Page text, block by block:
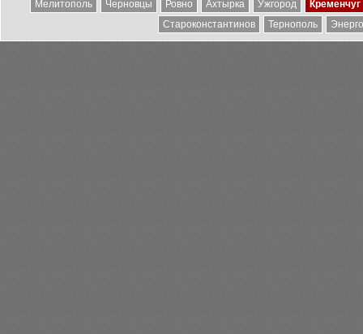
Мелитополь
Черновцы Ровно Ахтырка Ужгород
Кременчуг
Староконстантинов
Тернополь